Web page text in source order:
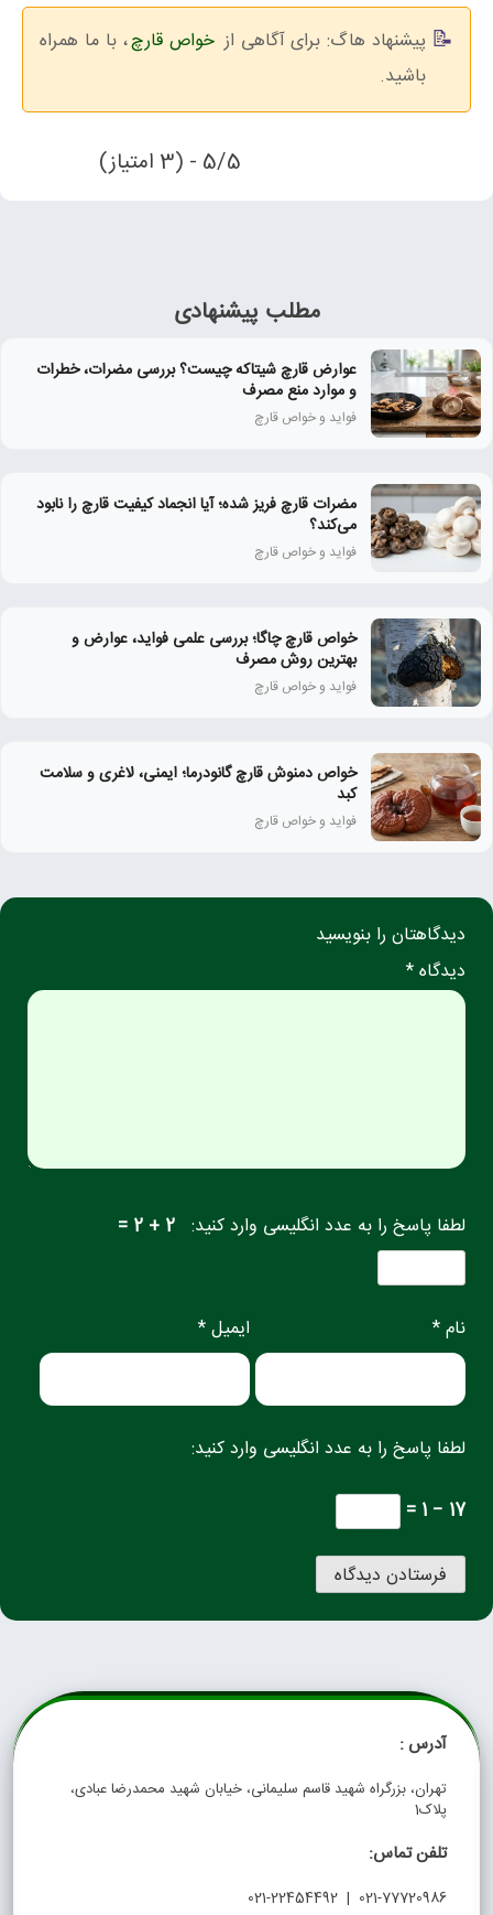
پیشنهاد هاگ: برای آگاهی از خواص قارچ، با ما همراه
باشید.
5/5 - (3 امتیاز)
مطلب پیشنهادی
عوارض قارچ شیتاکه چیست؟ بررسی مضرات، خطرات
و موارد منع مصرف
فواید و خواص قارچ
مضرات قارچ فریز شده؛ آیا انجماد کیفیت قارچ را نابود
می‌کند؟
فواید و خواص قارچ
خواص قارچ چاگا؛ بررسی علمی فواید، عوارض و
بهترین روش مصرف
فواید و خواص قارچ
خواص دمنوش قارچ گانودرما؛ ایمنی، لاغری و سلامت
کبد
فواید و خواص قارچ
دیدگاهتان را بنویسید
دیدگاه *
لطفا پاسخ را به عدد انگلیسی وارد کنید: 2 + 2 =
نام * ایمیل *
لطفا پاسخ را به عدد انگلیسی وارد کنید:
17 − 1 =
آدرس :
تهران، بزرگراه شهید قاسم سلیمانی، خیابان شهید محمدرضا عبادی،
پلاک1
تلفن تماس:
021-77720986 | 021-22454492